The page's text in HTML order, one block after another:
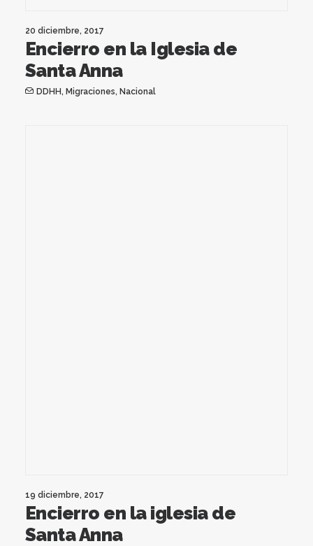
20 diciembre, 2017
Encierro en la Iglesia de
Santa Anna
DDHH, Migraciones, Nacional
19 diciembre, 2017
Encierro en la iglesia de
Santa Anna